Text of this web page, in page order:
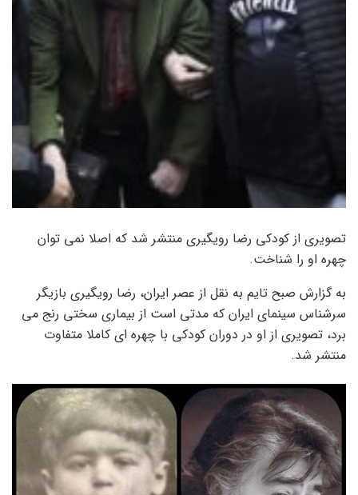
تصویری از کودکی رضا رویگیری منتشر شد که اصلا نمی توان
چهره او را شناخت.
به گزارش صبح تایم به نقل از عصر ایران، رضا رویگیری بازیگر
سرشناس سینمای ایران که مدتی است از بیماری سختی رنج می
برد، تصویری از او در دوران کودکی با چهره ای کاملا متفاوت
منتشر شد.